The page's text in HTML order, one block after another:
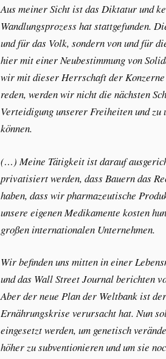
Aus meiner Sicht ist das Diktatur und
Wandlungsprozess hat stattgefunden.
und für das Volk, sondern von und für
hier mit einer Neubestimmung von
wir mit dieser Herrschaft der
reden, werden wir nicht die nächsten
Verteidigung unserer Freiheiten und
können.
(…) Meine Tätigkeit ist darauf
privatisiert werden, dass Bauern das
haben, dass wir pharmazeutische
unsere eigenen Medikamente kosten
großen internationalen Unternehmen.
Wir befinden uns mitten in einer
und das Wall Street Journal berichten
Aber der neue Plan der Weltbank ist
Ernährungskrise verursacht hat. Nun
eingesetzt werden, um genetisch
höher zu subventionieren und um sie